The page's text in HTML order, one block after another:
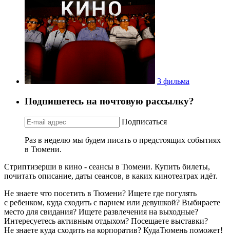
3 фильма
Подпишетесь на почтовую рассылку?
Подписаться
Раз в неделю мы будем писать о предстоящих событиях
в Тюмени.
Стриптизерши в кино - сеансы в Тюмени. Купить билеты,
почитать описание, даты сеансов, в каких кинотеатрах идёт.
Не знаете что посетить в Тюмени? Ищете где погулять
с ребенком, куда сходить с парнем или девушкой? Выбираете
место для свидания? Ищете развлечения на выходные?
Интересуетесь активным отдыхом? Посещаете выставки?
Не знаете куда сходить на корпоратив? КудаТюмень поможет!